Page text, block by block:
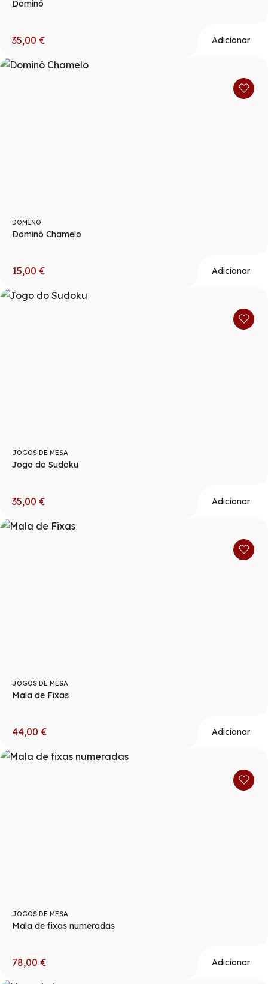
Dominó
35,00 € Adicionar
DOMINÓ
Dominó Chamelo
15,00 € Adicionar
JOGOS DE MESA
Jogo do Sudoku
35,00 € Adicionar
JOGOS DE MESA
Mala de Fixas
44,00 € Adicionar
JOGOS DE MESA
Mala de fixas numeradas
78,00 € Adicionar